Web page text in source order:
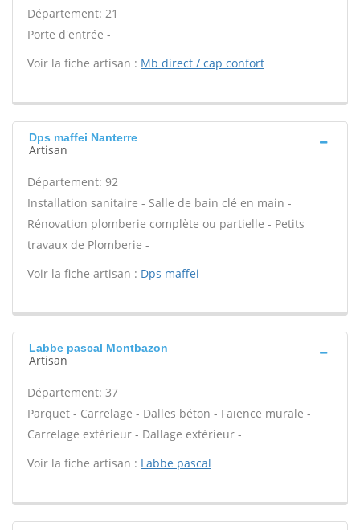
Département: 21
Porte d'entrée -
Voir la fiche artisan : Mb direct / cap confort
Dps maffei Nanterre
Artisan
Département: 92
Installation sanitaire - Salle de bain clé en main -
Rénovation plomberie complète ou partielle - Petits
travaux de Plomberie -
Voir la fiche artisan : Dps maffei
Labbe pascal Montbazon
Artisan
Département: 37
Parquet - Carrelage - Dalles béton - Faïence murale -
Carrelage extérieur - Dallage extérieur -
Voir la fiche artisan : Labbe pascal